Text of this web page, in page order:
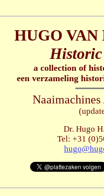
HUGO
Historic
a collection of
een verzameling
Dr. Hugo
Tel: +31